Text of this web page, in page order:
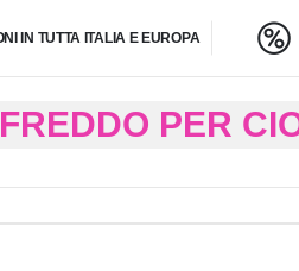
IN TUTTA ITALIA E EUROPA
PER
KG) –
DI ALCUNE